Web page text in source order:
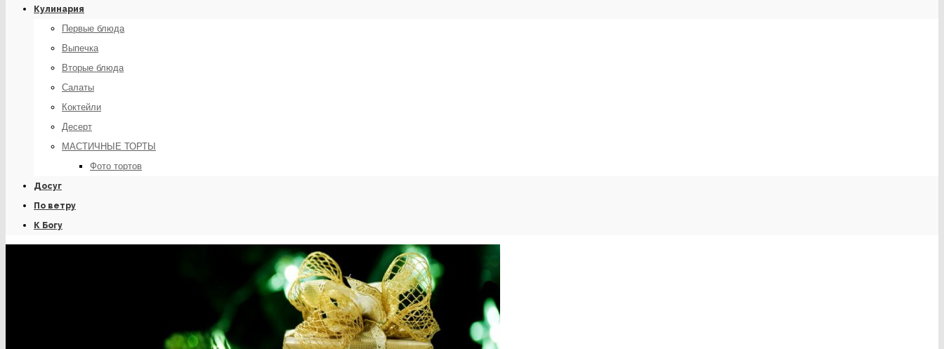
Кулинария
Первые блюда
Выпечка
Вторые блюда
Салаты
Коктейли
Десерт
МАСТИЧНЫЕ ТОРТЫ
Фото тортов
Досуг
По ветру
К Богу